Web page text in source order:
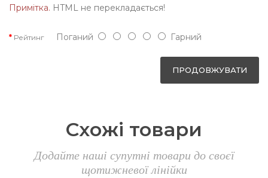
Примітка. HTML не перекладається!
Рейтинг Поганий Гарний
ПРОДОВЖУВАТИ
Схожі товари
Додайте наші супутні товари до своєї
щотижневої лінійки